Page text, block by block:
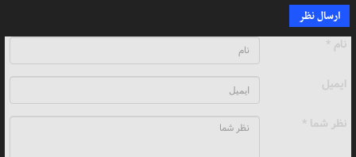
ارسال نظر
نام *
ایمیل
نظر شما *